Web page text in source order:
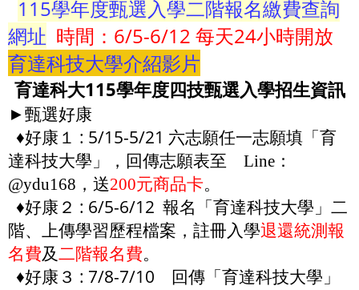
115學年度甄選入學二階報名繳費查詢
網址 時間：6/5-6/12 每天24小時開放
育達科技大學介紹影片
育達科大115學年度四技甄選入學招生資訊
►甄選好康
♦好康１ : 5/15-5/21 六志願任一志願填 「 育
達科技大學 」，回傳志願表至 Line：
@ydu168，送200元商品卡。
♦好康２ : 6/5-6/12 報名 「 育達科技大學 」 二
階、上傳學習歷程檔案，註冊入學退還統測報
名費及二階報名費。
♦好康３ : 7/8-7/10 回傳 「 育達科技大學 」